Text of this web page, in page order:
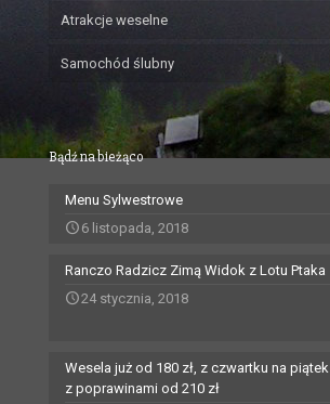
Atrakcje weselne
Samochód ślubny
Bądź na bieżąco
Menu Sylwestrowe
6 listopada, 2018
Ranczo Radzicz Zimą Widok z Lotu Ptaka
24 stycznia, 2018
Wesela już od 180 zł, z czwartku na piątek
z poprawinami od 210 zł